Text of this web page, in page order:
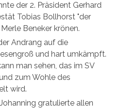
der 2. Präsident Gerhard
Tobias Bollhorst "der
Beneker krönen.
Andrang auf die
und hart umkämpft.
man sehen, das im SV
zum Wohle des
wird.
gratulierte allen